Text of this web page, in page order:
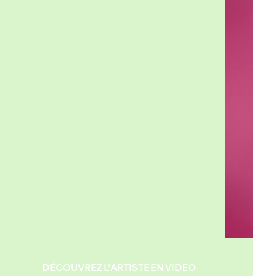
DÉCOUVREZ L’ARTISTE EN VIDEO